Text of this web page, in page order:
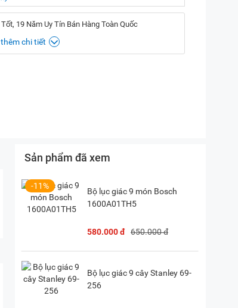
19 Năm Uy Tín Bán Hàng Toàn Quốc
chi tiết
Sản phẩm đã xem
-11%
Bộ lục giác 9 món Bosch
1600A01TH5
580.000 đ 650.000 đ
Bộ lục giác 9 cây Stanley 69-
256